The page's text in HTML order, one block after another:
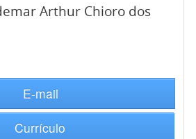
Arthur Chioro dos
E-mail
Currículo